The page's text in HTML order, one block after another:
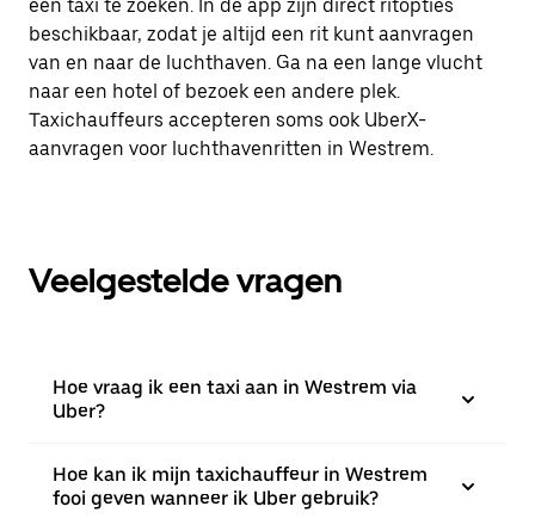
een taxi te zoeken. In de app zijn direct ritopties
beschikbaar, zodat je altijd een rit kunt aanvragen
van en naar de luchthaven. Ga na een lange vlucht
naar een hotel of bezoek een andere plek.
Taxichauffeurs accepteren soms ook UberX-
aanvragen voor luchthavenritten in Westrem.
Veelgestelde vragen
Hoe vraag ik een taxi aan in Westrem via
Uber?
Hoe kan ik mijn taxichauffeur in Westrem
fooi geven wanneer ik Uber gebruik?